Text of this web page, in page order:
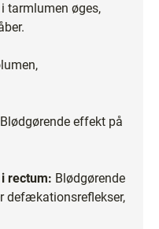
tarmlumen øges,
Blødgørende effekt på
rectum: Blødgørende
defækationsreflekser,